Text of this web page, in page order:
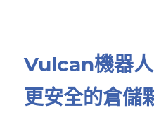
Vulcan機器人
更安全的倉儲